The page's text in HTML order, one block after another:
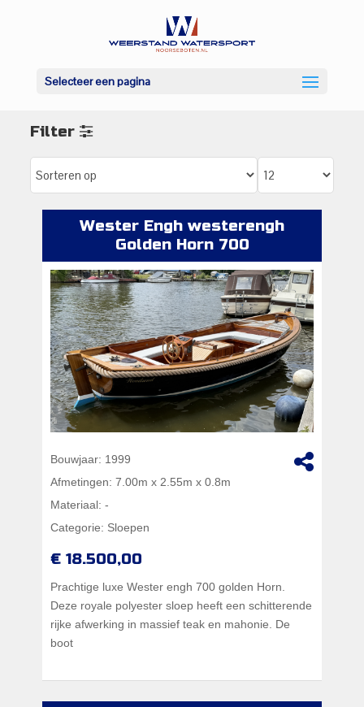
Selecteer een pagina
Filter
Wester Engh westerengh
Golden Horn 700
Bouwjaar: 1999
Afmetingen:7.00m x 2.55m x 0.8m
Materiaal:-
Categorie: Sloepen
€ 18.500,00
Prachtige luxe Wester engh 700 golden Horn.
Deze royale polyester sloep heeft een schitterende
rijke afwerking in massief teak en mahonie. De
boot